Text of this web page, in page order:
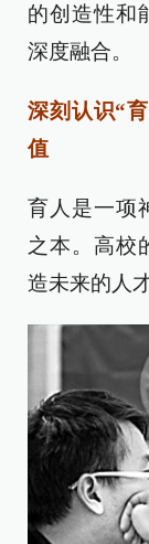
的创造性和
深度融合。
深刻认识“
值
育人是一项
之本。高校
造未来的人才